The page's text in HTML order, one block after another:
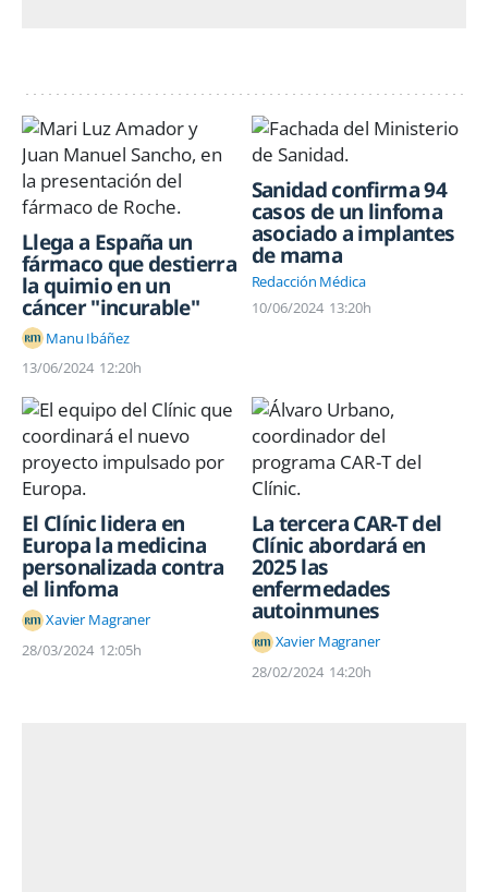
Llega a España un
fármaco que destierra
la quimio en un
cáncer "incurable"
Manu Ibáñez
13/06/2024 12:20h
Sanidad confirma 94
casos de un linfoma
asociado a implantes
de mama
Redacción Médica
10/06/2024 13:20h
El Clínic lidera en
Europa la medicina
personalizada contra
el linfoma
Xavier Magraner
28/03/2024 12:05h
La tercera CAR-T del
Clínic abordará en
2025 las
enfermedades
autoinmunes
Xavier Magraner
28/02/2024 14:20h